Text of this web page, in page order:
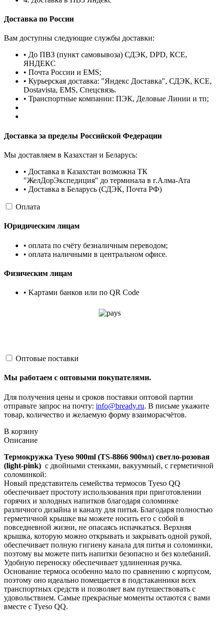
Доставка по России
Вам доступны следующие службы доставки:
• До ПВЗ (пункт самовывоза) СДЭК, DPD, КСЕ,
ЯНДЕКС
• Почта России и EMS;
• Курьерская доставка: "Яндекс Доставка", СДЭК, КСЕ,
Dostavista, EMS, Спецсвязь.
• Транспортные компании: ПЭК, Деловые Линии и тп;
Доставка за пределы Российской Федерации
Мы доставляем в Казахстан и Беларусь:
• Доставка в Казахстан возможна ТК
"ЖелДорЭкспедиция" до терминала в г.Алма-Ата
• Доставка в Беларусь (СДЭК, Почта РФ)
Оплата
Юридическим лицам
• оплата по счёту безналичным переводом;
• оплата наличными в центральном офисе.
Физическим лицам
• Kартами банков или по QR Code
Оптовые поставки
Мы работаем с оптовыми покупателями.
Для получения цены и сроков поставки оптовой партии
отправьте запрос на почту: info@bready.ru. В письме укажите
товар, количество и желаемую форму взаиморасчётов.
В корзину
Описание
Термокружка Tyeso 900ml (TS-8866 900мл) светло-розовая
(light-pink) с двойными стенками, вакуумный, с герметичной
соломинкой:
Новый представитель семейства термосов Tyeso QQ
обеспечивает простоту использования при приготовлении
горячих и холодных напитков благодаря соломинке
различного дизайна и каналу для питья. Благодаря полностью
герметичной крышке вы можете носить его с собой в
повседневной жизни, не опасаясь испачкаться. Верхняя
крышка, которую можно открывать и закрывать одной рукой,
обеспечивает полную гигиену канала для питья и соломинки,
поэтому вы можете пить напитки безопасно и без колебаний.
Удобную переноску обеспечивает удлиненная ручка.
Основание термоса особенно мало по сравнению с корпусом,
поэтому оно идеально помещается в подстаканники всех
транспортных средств и позволяет вам путешествовать с
удовольствием. Самые прекрасные моменты остаются с вами
вместе с Tyeso QQ.